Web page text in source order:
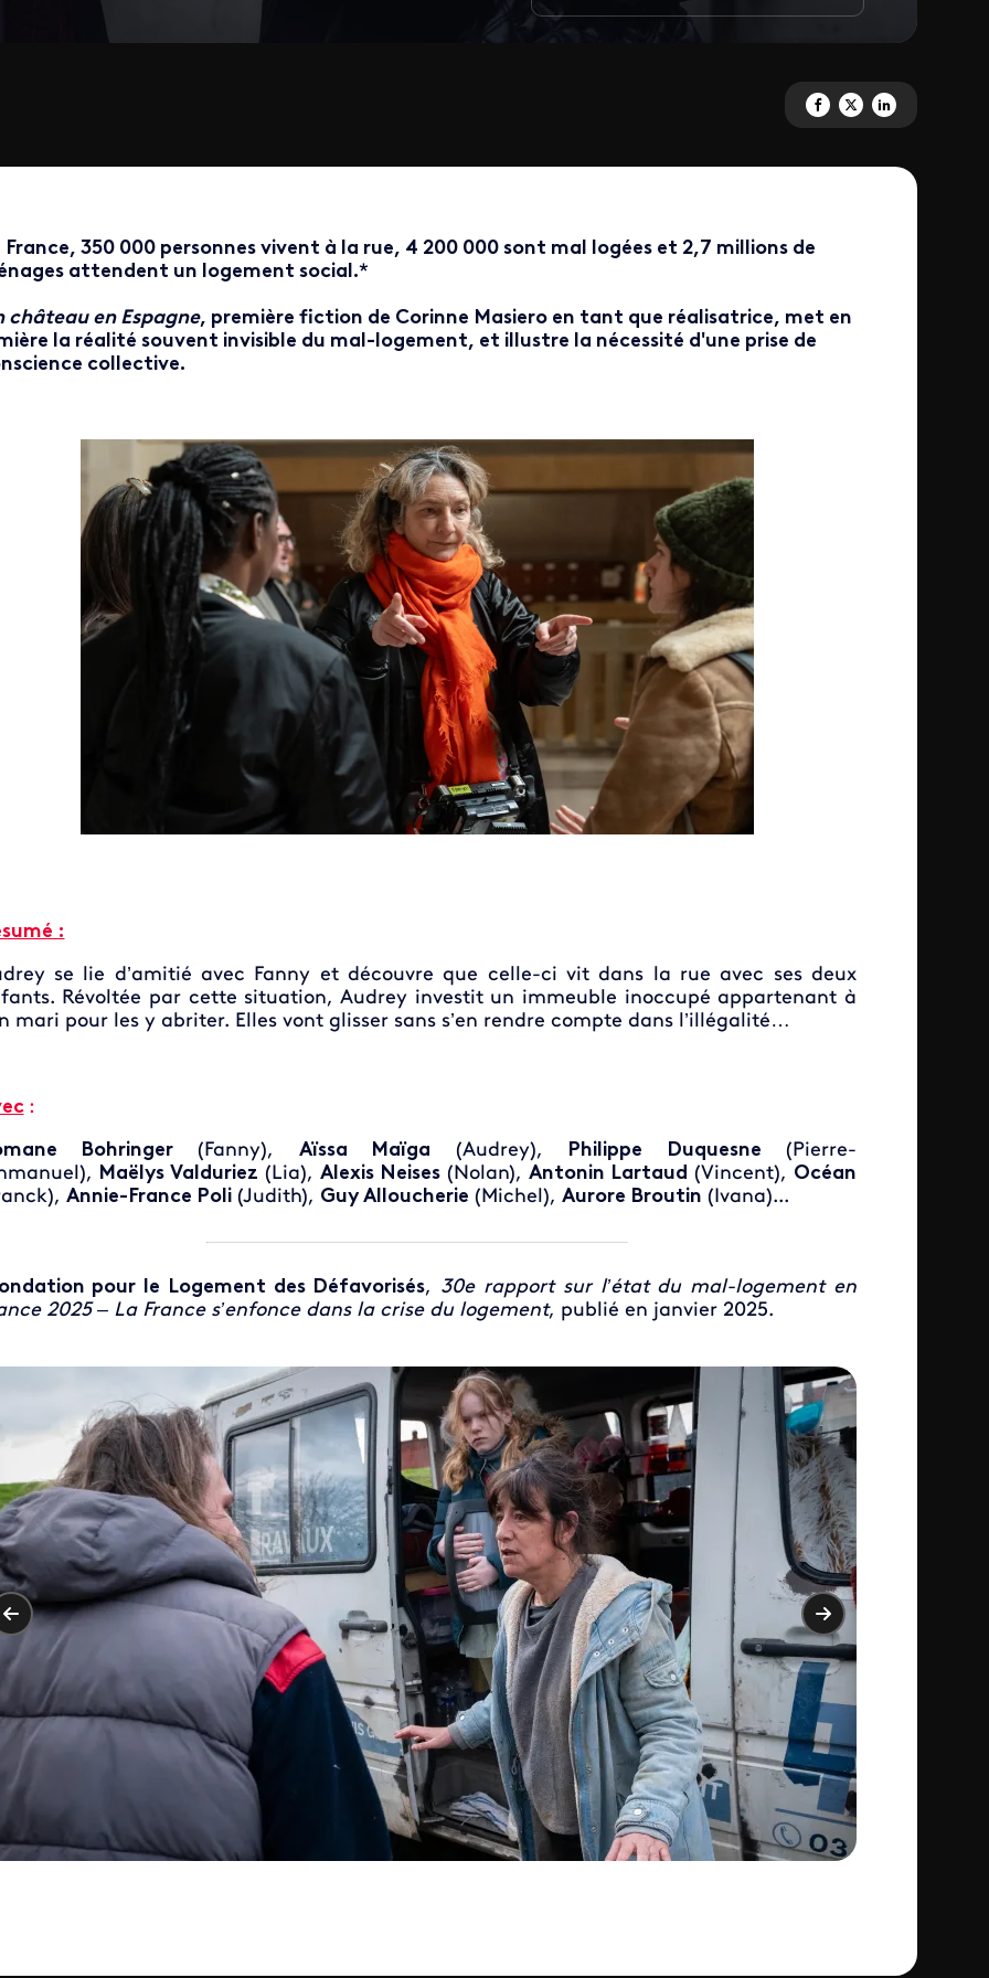
Partagez 'Un château en
Partagez 'Un château en
Partagez 'Un
France, 350 000 personnes vivent à la rue, 4 200 000 sont mal logées et 2,7 millions de
attendent un logement social.*
château en Espagne, première fiction de Corinne Masiero en tant que réalisatrice, met en
la réalité souvent invisible du mal-logement, et illustre la nécessité d'une prise de
collective.
:
se lie d’amitié avec Fanny et découvre que celle-ci vit dans la rue avec ses deux
Révoltée par cette situation, Audrey investit un immeuble inoccupé appartenant à
mari pour les y abriter. Elles vont glisser sans s’en rendre compte dans l’illégalité…
:
Bohringer(Fanny), Aïssa Maïga (Audrey), Philippe Duquesne (Pierre-
Maëlys Valduriez (Lia),Alexis Neises (Nolan),Antonin Lartaud (Vincent), Océan
Annie-France Poli(Judith), Guy Alloucherie (Michel), Aurore Broutin (Ivana)...
pour le Logement des Défavorisés, 30e rapport sur l’état du mal-logement en
2025 – La France s’enfonce dans la crise du logement, publié en janvier 2025.